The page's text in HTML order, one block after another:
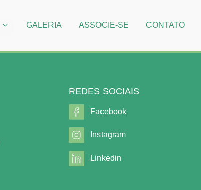
GALERIA ASSOCIE-SE CONTATO
REDES SOCIAIS
Facebook
Instagram
Linkedin